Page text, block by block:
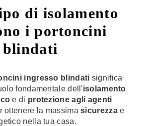
di isolamento
i portoncini
blindati
ingresso blindati significa
fondamentale dell'isolamento
e di protezione agli agenti
ottenere la massimasicurezzae
nella tua casa.